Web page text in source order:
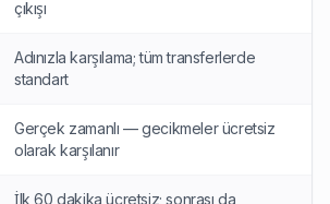
çıkışı
Adınızla karşılama; tüm transferlerde
standart
Gerçek zamanlı — gecikmeler ücretsiz
olarak karşılanır
İlk 60 dakika ücretsiz; sonrası da